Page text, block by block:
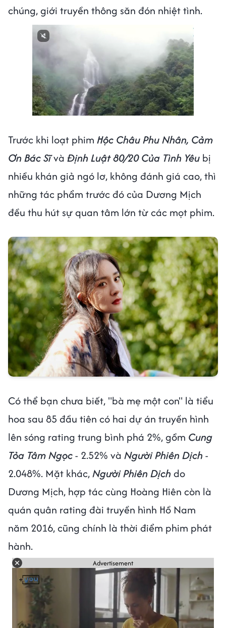
chúng, giới truyền thông săn đón nhiệt tình.
Trước khi loạt phim Hộc Châu Phu Nhân, Cảm
Ơn Bác Sĩvà Định Luật 80/20 Của Tình Yêu bị
nhiều khán giả ngó lơ, không đánh giá cao, thì
những tác phẩm trước đó của Dương Mịch
đều thu hút sự quan tâm lớn từ các mọt phim.
Có thể bạn chưa biết, "bà mẹ một con" là tiểu
hoa sau 85 đầu tiên có hai dự án truyền hình
lên sóng rating trung bình phá 2%, gồm Cung
Tỏa Tâm Ngọc- 2.52% và Người Phiên Dịch -
2.048%. Mặt khác,Người Phiên Dịch do
Dương Mịch, hợp tác cùng Hoàng Hiên còn là
quán quân rating đài truyền hình Hồ Nam
năm 2016, cũng chính là thời điểm phim phát
hành.
Advertisement